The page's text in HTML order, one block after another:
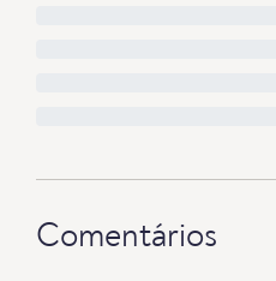
Comentários